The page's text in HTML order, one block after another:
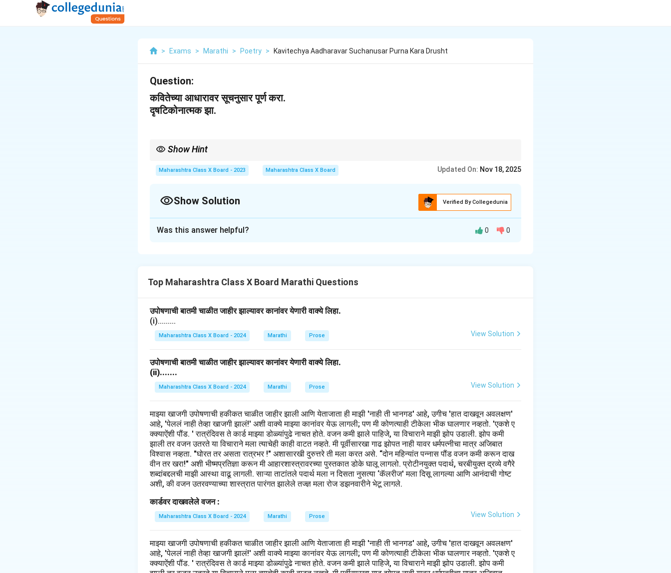
> Exams > Marathi > Poetry > Kavitechya Aadharavar Suchanusar Purna Kara Drusht
Question:
कवितेच्या आधारावर सूचनुसार पूर्ण करा.
दृषटिकोनात्मक झा.
Show Hint
Maharashtra Class X Board - 2023 Maharashtra Class X Board Updated On: Nov 18, 2025
Show Solution Verified By Collegedunia
कवितेतील दृषटिकोनात्मक झा म्हणजे जीवनाच्या विविध दृषटिकोनांचे प्रतिबिंब असते. कविता समाज, नैतिकता, आणि विचार यावर
आधारित असते.
Conclusion.
Download Solution in PDF
Was this answer helpful? 0 0
Top Maharashtra Class X Board Marathi Questions
उपोषणाची बातमी चाळीत जाहीर झाल्यावर कानांवर येणारी वाक्ये लिहा.
(i).........
Maharashtra Class X Board - 2024 Marathi Prose View Solution
उपोषणाची बातमी चाळीत जाहीर झाल्यावर कानांवर येणारी वाक्ये लिहा.
(ii).......
Maharashtra Class X Board - 2024 Marathi Prose View Solution
माझ्या खाजगी उपोषणाची हकीकत चाळीत जाहीर झाली आणि येताजाता ही माझी 'नाही ती भानगड' आहे, उगीच 'हात दाखवून अवलक्षण'
आहे, 'पेललं नाही तेव्हा खाजगी झालं!' अशी वाक्ये माझ्या कानांवर येऊ लागली; पण मी कोणत्याही टीकेला भीक घालणार नव्हतो. 'एकशे ए
क्क्याऐंशी पौंड. ' रात्रंदिवस ते कार्ड माझ्या डोळ्यांपुढे नाचत होते. वजन कमी झाले पाहिजे, या विचाराने माझी झोप उडाली. झोप कमी
झाली तर वजन उतरते या विचाराने मला त्याचेही काही वाटत नव्हते. मी पूर्वीसारखा गाढ झोपत नाही यावर धर्मपत्नीचा मात्र अजिबात
विश्वास नव्हता. "घोरत तर असता रात्रभर !" अशासारखी दुरुत्तरे ती मला करत असे. “दोन महिन्यांत पन्नास पौंड वजन कमी करून दाख
वीन तर खरा!" अशी भीष्मप्रतिज्ञा करून मी आहारशास्त्रावरच्या पुस्तकात डोके घालू लागलो. प्रोटीनयुक्त पदार्थ, चरबीयुक्त द्रव्ये वगैरे
शब्दांबद्दलची माझी आस्था वाढू लागली. साऱ्या ताटांतले पदार्थ मला न दिसता नुसत्या ‘कॅलरीज' मला दिसू लागल्या आणि आनंदाची गोष्ट
अशी, की वजन उतरवण्याच्या शास्त्रात पारंगत झालेले तज्ज्ञ मला रोज डझनवारीने भेटू लागले.
कार्डवर दाखवलेले वजन :
Maharashtra Class X Board - 2024 Marathi Prose View Solution
माझ्या खाजगी उपोषणाची हकीकत चाळीत जाहीर झाली आणि येताजाता ही माझी 'नाही ती भानगड' आहे, उगीच 'हात दाखवून अवलक्षण'
आहे, 'पेललं नाही तेव्हा खाजगी झालं!' अशी वाक्ये माझ्या कानांवर येऊ लागली; पण मी कोणत्याही टीकेला भीक घालणार नव्हतो. 'एकशे ए
क्क्याऐंशी पौंड. ' रात्रंदिवस ते कार्ड माझ्या डोळ्यांपुढे नाचत होते. वजन कमी झाले पाहिजे, या विचाराने माझी झोप उडाली. झोप कमी